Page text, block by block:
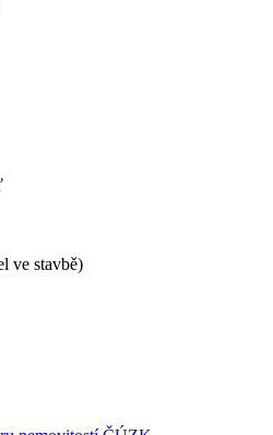
ve stavbě)